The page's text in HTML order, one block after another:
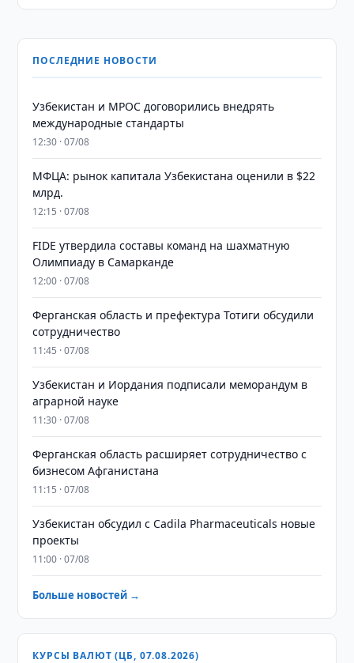
ПОСЛЕДНИЕ НОВОСТИ
Узбекистан и MPOC договорились внедрять
международные стандарты
12:30 · 07/08
МФЦА: рынок капитала Узбекистана оценили в $22
млрд.
12:15 · 07/08
FIDE утвердила составы команд на шахматную
Олимпиаду в Самарканде
12:00 · 07/08
Ферганская область и префектура Тотиги обсудили
сотрудничество
11:45 · 07/08
Узбекистан и Иордания подписали меморандум в
аграрной науке
11:30 · 07/08
Ферганская область расширяет сотрудничество с
бизнесом Афганистана
11:15 · 07/08
Узбекистан обсудил с Cadila Pharmaceuticals новые
проекты
11:00 · 07/08
Больше новостей →
КУРСЫ ВАЛЮТ (ЦБ, 07.08.2026)